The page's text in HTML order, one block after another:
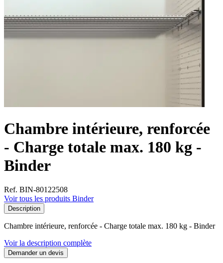
Chambre intérieure, renforcée
- Charge totale max. 180 kg -
Binder
Ref. BIN-80122508
Voir tous les produits Binder
Description
Chambre intérieure, renforcée - Charge totale max. 180 kg - Binder
Voir la description complète
Demander un devis